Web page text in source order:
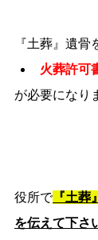
『土葬』遺骨
火葬許可
が必要になり
役所で 『土
を伝えて下さ